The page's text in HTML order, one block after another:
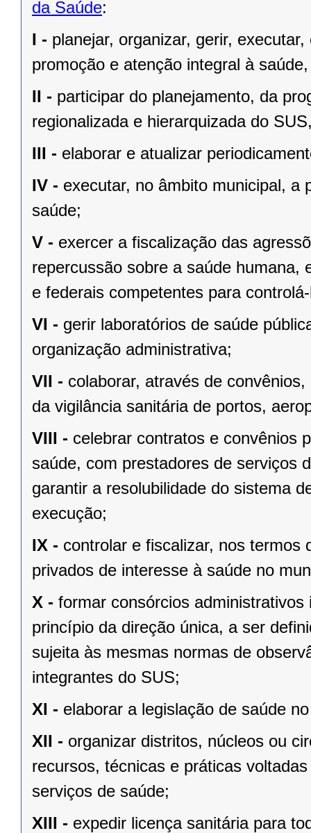
da Saúde:
I - planejar, organizar, gerir,
promoção e atenção integral à
II - participar do planejamento, da
regionalizada e hierarquizada do
III - elaborar e atualizar
IV - executar, no âmbito municipal, a
saúde;
V - exercer a fiscalização das
repercussão sobre a saúde humana,
e federais competentes para
VI - gerir laboratórios de saúde
organização administrativa;
VII - colaborar, através de
da vigilância sanitária de portos,
VIII - celebrar contratos e convênios
saúde, com prestadores de serviços
garantir a resolubilidade do sistema
execução;
IX - controlar e fiscalizar, nos termos
privados de interesse à saúde no
X - formar consórcios
princípio da direção única, a ser
sujeita às mesmas normas de
integrantes do SUS;
XI - elaborar a legislação de saúde
XII - organizar distritos, núcleos ou
recursos, técnicas e práticas
serviços de saúde;
XIII - expedir licença sanitária para